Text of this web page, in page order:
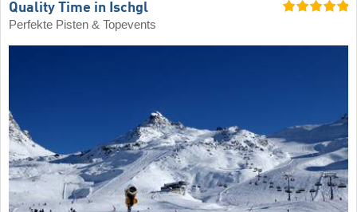
Quality Time in Ischgl
Perfekte Pisten & Topevents